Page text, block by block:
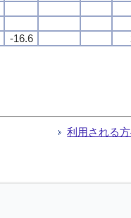
-16.6
利用される